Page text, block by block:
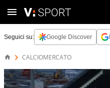
Seguici su: Google Discover
CALCIOMERCATO